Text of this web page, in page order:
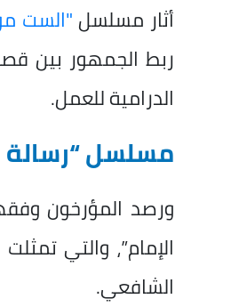
أثار مسلسل"الست
ربط الجمهور بين
الدرامية للعمل.
مسلسل “رسالة
ورصد المؤرخون
الإمام”، والتي
الشافعي.